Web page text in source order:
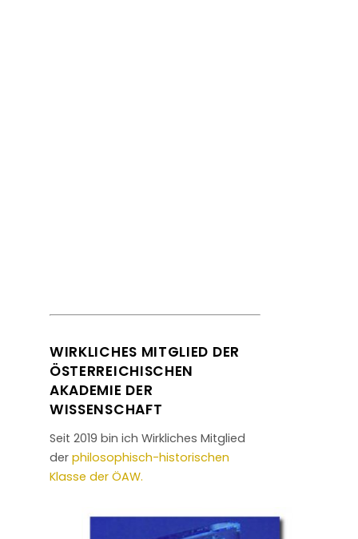
WIRKLICHES MITGLIED DER
ÖSTERREICHISCHEN
AKADEMIE DER
WISSENSCHAFT
Seit 2019 bin ich Wirkliches Mitglied
der philosophisch-historischen
Klasse der ÖAW.